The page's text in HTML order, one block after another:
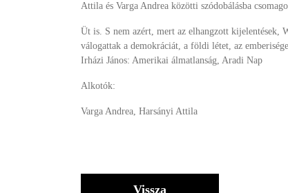
Attila és Varga Andrea közötti szódobálásba
Üt is. S nem azért, mert az elhangzott kijelentések,
válogattak a demokráciát, a földi létet, az
Irházi János: Amerikai álmatlanság, Aradi Nap
Alkotók:
Varga Andrea, Harsányi Attila
Vissza